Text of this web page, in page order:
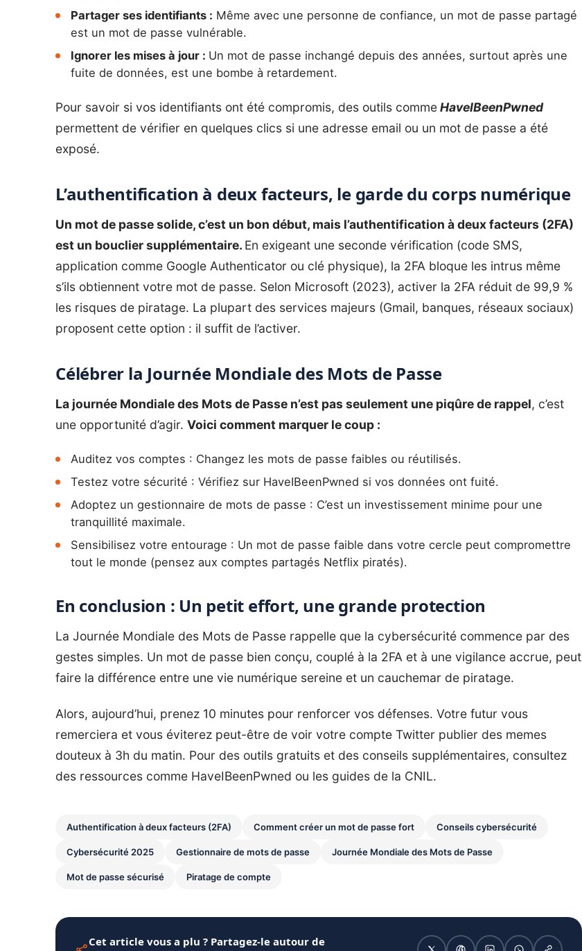
Partager ses identifiants : Même avec une personne de confiance, un mot de passe partagé
est un mot de passe vulnérable.
Ignorer les mises à jour : Un mot de passe inchangé depuis des années, surtout après une
fuite de données, est une bombe à retardement.
Pour savoir si vos identifiants ont été compromis, des outils commeHaveIBeenPwned
permettent de vérifier en quelques clics si une adresse email ou un mot de passe a été
exposé.
L’authentification à deux facteurs, le garde du corps numérique
Un mot de passe solide, c’est un bon début, mais l’authentification à deux facteurs (2FA)
est un bouclier supplémentaire. En exigeant une seconde vérification (code SMS,
application comme Google Authenticator ou clé physique), la 2FA bloque les intrus même
s’ils obtiennent votre mot de passe. Selon Microsoft (2023), activer la 2FA réduit de 99,9 %
les risques de piratage. La plupart des services majeurs (Gmail, banques, réseaux sociaux)
proposent cette option : il suffit de l’activer.
Célébrer la Journée Mondiale des Mots de Passe
La journée Mondiale des Mots de Passe n’est pas seulement une piqûre de rappel, c’est
une opportunité d’agir. Voici comment marquer le coup :
Auditez vos comptes : Changez les mots de passe faibles ou réutilisés.
Testez votre sécurité : Vérifiez sur HaveIBeenPwned si vos données ont fuité.
Adoptez un gestionnaire de mots de passe : C’est un investissement minime pour une
tranquillité maximale.
Sensibilisez votre entourage : Un mot de passe faible dans votre cercle peut compromettre
tout le monde (pensez aux comptes partagés Netflix piratés).
En conclusion : Un petit effort, une grande protection
La Journée Mondiale des Mots de Passe rappelle que la cybersécurité commence par des
gestes simples. Un mot de passe bien conçu, couplé à la 2FA et à une vigilance accrue, peut
faire la différence entre une vie numérique sereine et un cauchemar de piratage.
Alors, aujourd’hui, prenez 10 minutes pour renforcer vos défenses. Votre futur vous
remerciera et vous éviterez peut-être de voir votre compte Twitter publier des memes
douteux à 3h du matin. Pour des outils gratuits et des conseils supplémentaires, consultez
des ressources comme HaveIBeenPwned ou les guides de la CNIL.
Authentification à deux facteurs (2FA) Comment créer un mot de passe fort Conseils cybersécurité
Cybersécurité 2025 Gestionnaire de mots de passe Journée Mondiale des Mots de Passe
Mot de passe sécurisé Piratage de compte
Cet article vous a plu ? Partagez-le autour de